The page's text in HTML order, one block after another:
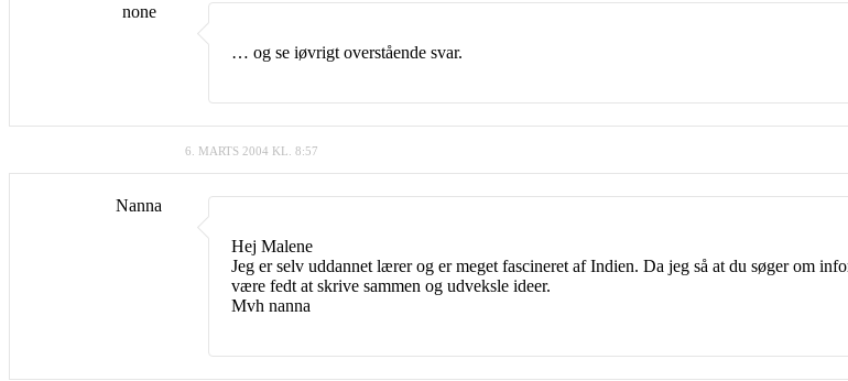
none
… og se iøvrigt overstående svar.
6. MARTS 2004 KL. 8:57
Nanna
Hej Malene
Jeg er selv uddannet lærer og er meget fascineret af Indien. Da jeg så at du søger om
være fedt at skrive sammen og udveksle ideer.
Mvh nanna